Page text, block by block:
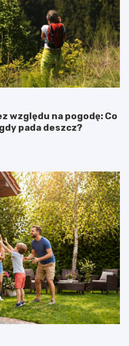
względu na pogodę: Co
pada deszcz?